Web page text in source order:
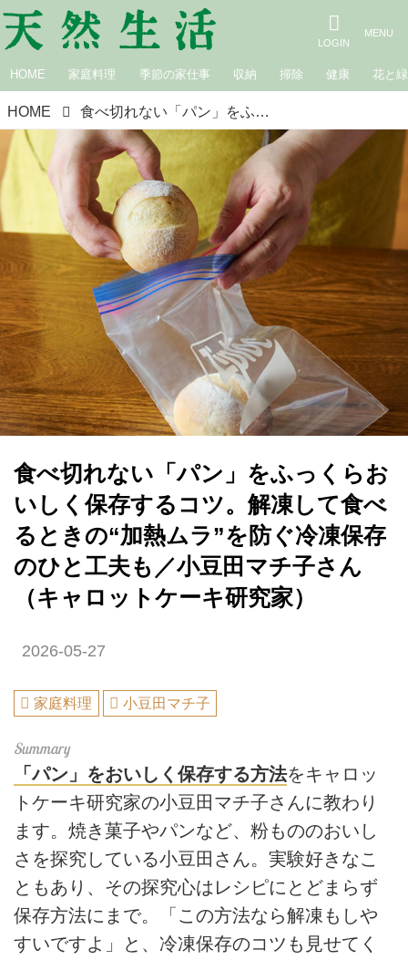
HOME 家庭料理 季節の家仕事 収納 掃除 健康 花と緑
HOME 食べ切れない「パン」をふっくらおいしく保存するコツ。解凍して食べるときの“加熱ムラ”を防ぐ冷凍保存のひと工夫も／小豆田マチ子さん（キャロットケーキ研究家）
食べ切れない「パン」をふっくらお
いしく保存するコツ。解凍して食べ
るときの“加熱ムラ”を防ぐ冷凍保存
のひと工夫も／小豆田マチ子さん
（キャロットケーキ研究家）
2026-05-27
家庭料理 小豆田マチ子
「パン」をおいしく保存する方法をキャロッ
トケーキ研究家の小豆田マチ子さんに教わり
ます。焼き菓子やパンなど、粉もののおいし
さを探究している小豆田さん。実験好きなこ
ともあり、その探究心はレシピにとどまらず
保存方法にまで。「この方法なら解凍もしや
すいですよ」と、冷凍保存のコツも見せてく